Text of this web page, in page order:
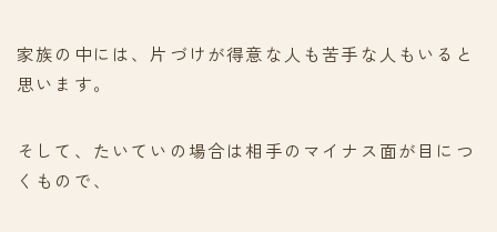
家族の中には、片づけが得意な人も苦手な人もいると
思います。
そして、たいていの場合は相手のマイナス面が目につ
くもので、